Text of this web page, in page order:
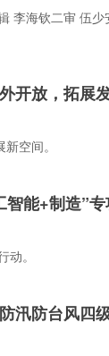
李海钦二审 伍少
开放，拓展
空间。
智能+制造”
动。
汛防台风四